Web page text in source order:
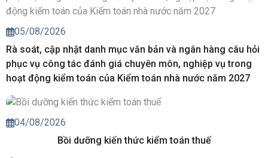
05/08/2026
Rà soát, cập nhật danh mục văn bản và ngân hàng câu hỏi
phục vụ công tác đánh giá chuyên môn, nghiệp vụ trong
hoạt động kiểm toán của Kiểm toán nhà nước năm 2027
04/08/2026
Bồi dưỡng kiến thức kiểm toán thuế